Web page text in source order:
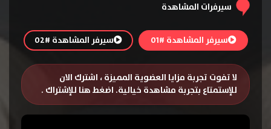
سيرفرات المشاهدة
سيرفر المشاهدة #01 سيرفر المشاهدة #02
لا تفوت تجربة مزايا العضوية المميزة ، اشترك الان
للإستمتاع بتجربة مشاهدة خيالية. اضغط هنا للإشتراك .